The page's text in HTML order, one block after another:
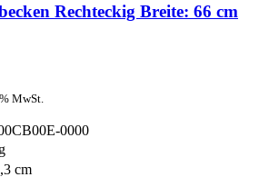
Rechteckig Breite: 66 cm
MwSt.
0000
cm